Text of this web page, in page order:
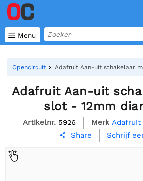
 Menu
Opencircuit Adafruit Aan-uit schakelaar
Adafruit Aan-uit
slot - 12mm
Artikelnr. 5926 Merk Adafruit
 Share Schrijf